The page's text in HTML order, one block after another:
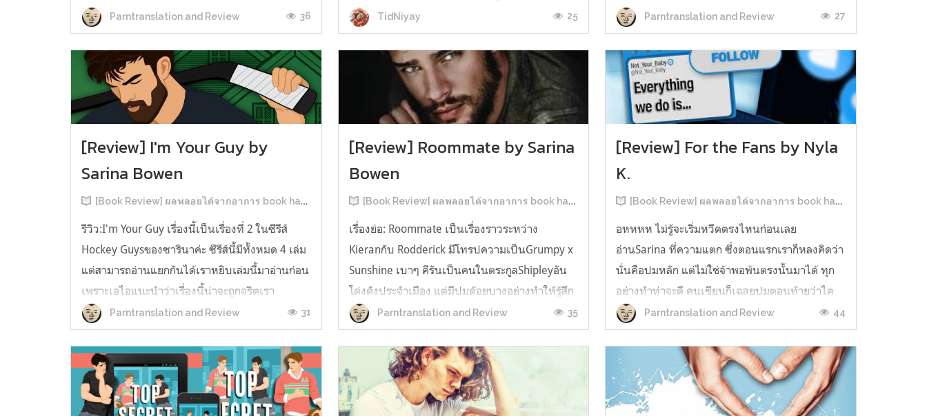
2หลังจากอ่าน Heated Rivalry มา555 เรื่องย่อ:
The Long Game เล่ม Long Game นี่จะเป็น
ประมาณ2 ปีหลังจาก HR จะดำเนินเ...
Parntranslation and Review 36
เล่มจบ) เป็นเรื่องที่เกิดก่อน เล่าเรื่องของ ฝูถิง กับ
หลี่ชีฉือ ที่ต้องแต่งงานกันก่อนจะใช้ชีวิตห่างไกล
TidNiyay 25
เรียกได้ว่าครบองค์ประกอบความโอตะ เขาทั้งไม่
เชื่อในรักแท้ ไม่เคยมีความสัมพันธ์ในเชิงโรแมนติก
กับใคร หรืออาจเรียกว่าไม่เคยรู...
Parntranslation and Review 27
[Review] I'm Your Guy by
Sarina Bowen
[Book Review] ผลพลอยได้จากอาการ book hangover หลังอ่านสารพัน MM Romance
รีวิว:I'm Your Guy เรื่องนี้เป็นเรื่องที่ 2 ในซีรีส์
Hockey Guysของซารินาค่ะ ซีรีส์นี้มีทั้งหมด 4 เล่ม
แต่สามารถอ่านแยกกันได้เราหยิบเล่มนี้มาอ่านก่อน
เพราะเอไอแนะนำว่าเรื่องนี้น่าจะถูกจริตเรา
มากกว่า555 เรื่องนี้เป็นเรื่องราวของ TOMMASO
นักกีฬาฮอกกี้ NHL กับ Carter มัณฑนากรมือฉมัง
ทอมมาโซเพิ่งโดนเทร...
Parntranslation and Review 31
[Review] Roommate by Sarina
Bowen
[Book Review] ผลพลอยได้จากอาการ book hangover หลังอ่านสารพัน MM Romance
เรื่องย่อ: Roommate เป็นเรื่องราวระหว่าง
Kieranกับ Rodderick มีโทรปความเป็นGrumpy x
Sunshine เบาๆ คีรันเป็นคนในตระกูลShipleyอัน
โด่งดังประจำเมือง แต่มีปมด้อยบางอย่างทำให้รู้สึก
ว่าพ่อรักพี่ชายมากกว่าตัวเองเสมอ จึงดิ้นรนอยาก
ออกมาอยู่คนเดียวเพื่อให้หลุดจากอิทธิพลของที่
บ้าน และไล่ตามความฝันการเป็นกราฟฟิ...
Parntranslation and Review 35
[Review] For the Fans by Nyla
K.
[Book Review] ผลพลอยได้จากอาการ book hangover หลังอ่านสารพัน MM Romance
อหหหห ไม่รู้จะเริ่มหวีดตรงไหนก่อนเลย
อ่านSarina ที่ความแตก ซึ่งตอนแรกเราก็หลงคิดว่า
นั่นคือปมหลัก แต่ไม่ใช่จ้าพอพ้นตรงนั้นมาได้ ทุก
อย่างทำท่าจะดี คนเขียนก็เฉลยปมตอนท้ายว่าไค
รันเคยเจออะไรมาในอดีตเท่านั้นแหละ คดีพลิกใน
ทันใด!!! ตรงนี้เป็นNarrative Escalation ที่ชอบ
มาก ทำให้รู้สึกเหมือนคนเขียนวางแผนไว้ตั...
Parntranslation and Review 44